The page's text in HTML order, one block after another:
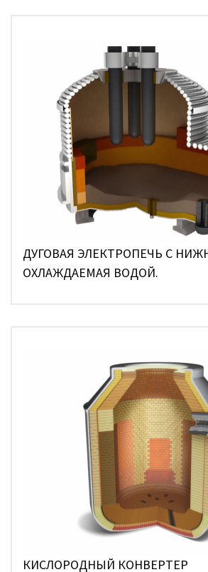
ДУГОВАЯ ЭЛЕКТРОПЕЧЬ С
ОХЛАЖДАЕМАЯ ВОДОЙ.
КИСЛОРОДНЫЙ КОНВЕРТЕР